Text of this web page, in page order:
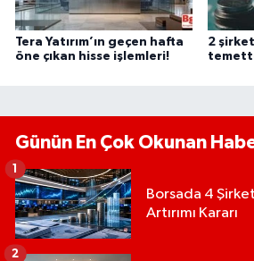
Tera Yatırım’ın geçen hafta
öne çıkan hisse işlemleri!
2
Günün En Çok Okunan
Borsada 4
Artırımı Kararı
1
2